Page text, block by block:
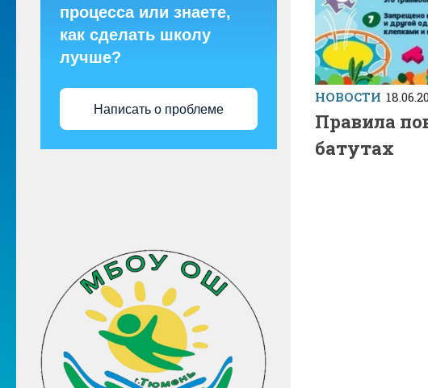
НОВОСТИ
Правила
батутах
процесса или знаете,
как сделать школу
лучше?
Написать о проблеме